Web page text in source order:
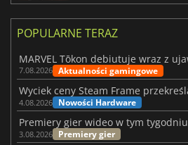
POPULARNE TERAZ
7.08.2026 Aktualności gamingowe
4.08.2026 Nowości Hardware
3.08.2026 Premiery gier